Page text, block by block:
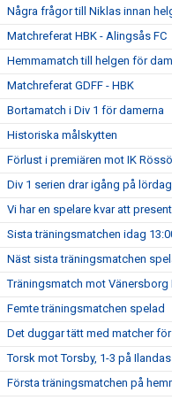
Några frågor till Niklas innan
Matchreferat HBK - Alingsås FC
Hemmamatch till helgen för
Matchreferat GDFF - HBK
Bortamatch i Div 1 för damerna
Historiska målskytten
Förlust i premiären mot IK
Div 1 serien drar igång på lördag
Vi har en spelare kvar att
Sista träningsmatchen idag
Näst sista träningsmatchen
Träningsmatch mot Vänersborg
Femte träningsmatchen spelad
Det duggar tätt med matcher
Torsk mot Torsby, 1-3 på
Första träningsmatchen på